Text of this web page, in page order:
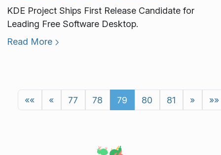
KDE Project Ships First Release Candidate for
Leading Free Software Desktop.
Read More
«« « 77 78 79 80 81 » »»